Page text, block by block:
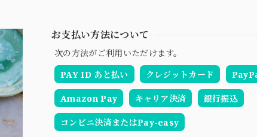
お支払い方法について
次の方法がご利用いただけます。
PAY ID あと払い
クレジットカード
Amazon Pay キャリア決済 銀行振込
コンビニ決済またはPay-easy